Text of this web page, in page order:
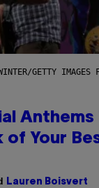
GETTY IMAGES
Anthems
of Your
Lauren Boisvert